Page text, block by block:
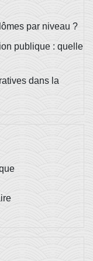
par niveau ?
publique : quelle
dans la